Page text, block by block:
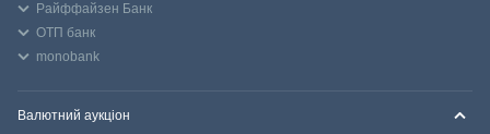
Райффайзен Банк
ОТП банк
monobank
Валютний аукціон